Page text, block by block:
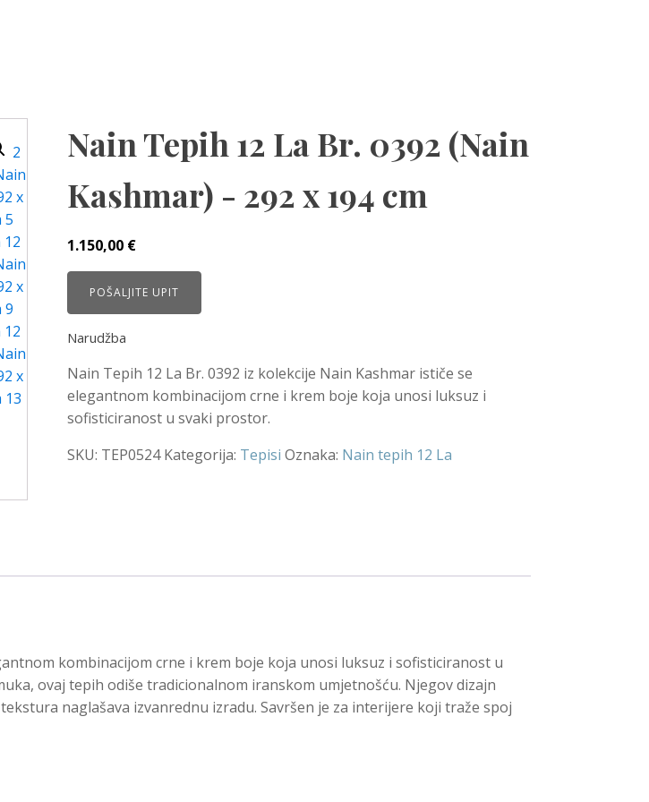
Nain Tepih 12 La Br. 0392 (Nain
Kashmar) - 292 x 194 cm
1.150,00 €
POŠALJITE UPIT
Narudžba
Nain Tepih 12 La Br. 0392 iz kolekcije Nain Kashmar ističe se
elegantnom kombinacijom crne i krem boje koja unosi luksuz i
sofisticiranost u svaki prostor.
SKU: TEP0524 Kategorija: Tepisi Oznaka: Nain tepih 12 La
kombinacijom crne i krem boje koja unosi luksuz i sofisticiranost u
ovaj tepih odiše tradicionalnom iranskom umjetnošću. Njegov dizajn
naglašava izvanrednu izradu. Savršen je za interijere koji traže spoj